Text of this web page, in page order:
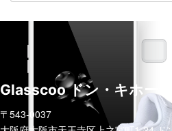
Glasscoo ドン・キホー
〒543-0037